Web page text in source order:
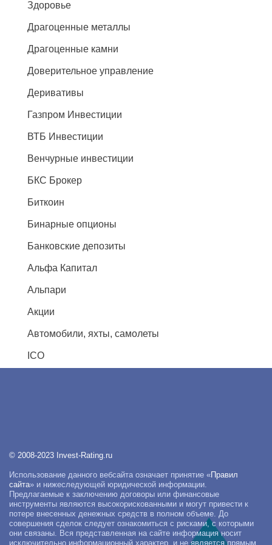
Здоровье
Драгоценные металлы
Драгоценные камни
Доверительное управление
Деривативы
Газпром Инвестиции
ВТБ Инвестиции
Венчурные инвестиции
БКС Брокер
Биткоин
Бинарные опционы
Банковские депозиты
Альфа Капитал
Альпари
Акции
Автомобили, яхты, самолеты
ICO
© 2008-2023 Invest-Rating.ru
Использование данного вебсайта означает принятие «Правил
сайта» и нижеследующей юридической информации.
Предлагаемые к заключению договоры или финансовые
инструменты являются высокорискованными и могут привести к
потере внесенных денежных средств в полном объеме. До
совершения сделок следует ознакомиться с рисками, с которыми
они связаны. Вся представленная на сайте информация носит
исключительно информационный характер, и не является прямым